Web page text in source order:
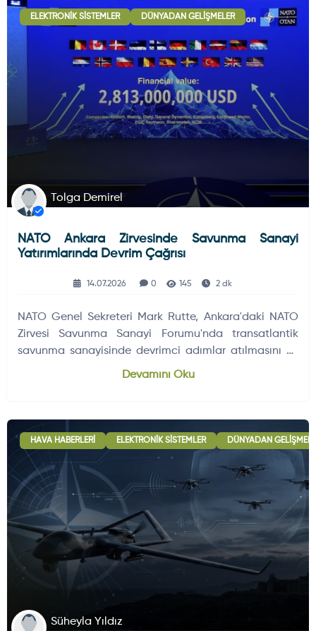
ELEKTRONIK SISTEMLER DÜNYADAN GELIŞMELER
Tolga Demirel
NATO Ankara Zirvesinde Savunma Sanayi
Yatırımlarında Devrim Çağrısı
14.07.2026 0 145 2 dk
NATO Genel Sekreteri Mark Rutte, Ankara'daki NATO
Zirvesi Savunma Sanayi Forumu'nda transatlantik
savunma sanayisinde devrimci adımlar atılmasını ve
Devamını Oku
HAVA HABERLERI ELEKTRONIK SISTEMLER DÜNYADAN
Süheyla Yıldız
Deniz Haberleri 223
Uydu ve Uzay Haberi 44
Füze ve Roketler 226
Dünyadan Gelişmeler